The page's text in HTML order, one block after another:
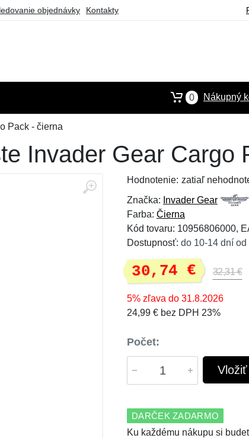
objednávky Kontakty
0 Nákupný
Pack - čierna
Invader Gear Cargo
Hodnotenie: zatiaľ
Značka: Invader Gear
Farba: Čierna
Kód tovaru: 10956806000,
Dostupnosť: do 10-14 dní
30,74 € 32,31 €
5% zľava do 31.8.2026
24,99 € bez DPH 23%
Počet:
DARČEK ZADARMO
Ku každému nákupu si